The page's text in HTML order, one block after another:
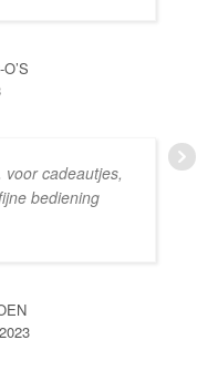
voor cadeautjes,
bediening